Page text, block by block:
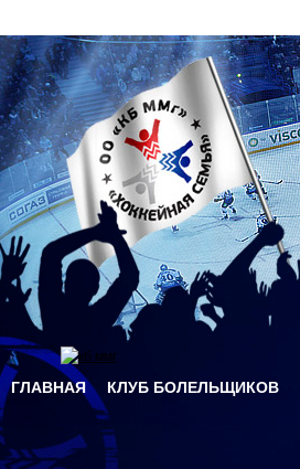
ГЛАВНАЯ КЛУБ БОЛЕЛЬЩИКОВ